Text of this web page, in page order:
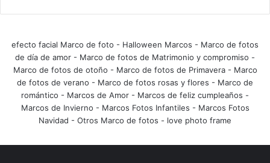
efecto facial Marco de foto - Halloween Marcos - Marco de fotos
de día de amor - Marco de fotos de Matrimonio y compromiso -
Marco de fotos de otoño - Marco de fotos de Primavera- Marco
de fotos de verano - Marco de fotos rosas y flores - Marco de
romántico - Marcos de Amor - Marcos de feliz cumpleaños -
Marcos de Invierno - Marcos Fotos Infantiles - Marcos Fotos
Navidad - Otros Marco de fotos - love photo frame